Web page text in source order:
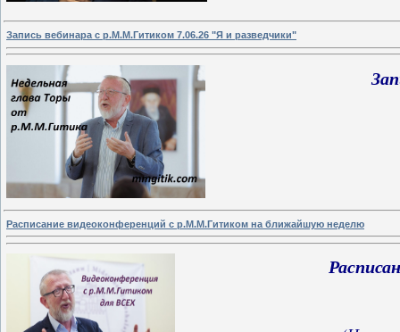
Запись вебинара с р.М.М.Гитиком 7.06.26 "Я и разведчики"
Расписание видеоконференций с р.М.М.Гитиком на ближайшую неделю